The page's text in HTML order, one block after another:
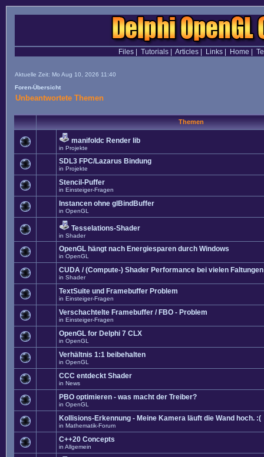
Files| Tutorials| Articles| Links| Home
Aktuelle Zeit: Mo Aug 10, 2026 11:40
Foren-Übersicht
Unbeantwortete Themen
Themen
manifoldc Render lib
in Projekte
SDL3 FPC/Lazarus Bindung
in Projekte
Stencil-Puffer
in Einsteiger-Fragen
Instancen ohne glBindBuffer
in OpenGL
Tesselations-Shader
in Shader
OpenGL hängt nach Energiesparen durch Windows
in OpenGL
CUDA / (Compute-) Shader Performance bei vielen Faltungen
in Shader
TextSuite und Framebuffer Problem
in Einsteiger-Fragen
Verschachtelte Framebuffer / FBO - Problem
in Einsteiger-Fragen
OpenGL for Delphi 7 CLX
in OpenGL
Verhältnis 1:1 beibehalten
in OpenGL
CCC entdeckt Shader
in News
PBO optimieren - was macht der Treiber?
in OpenGL
Kollisions-Erkennung - Meine Kamera läuft die Wand hoch. :(
in Mathematik-Forum
C++20 Concepts
in Allgemein